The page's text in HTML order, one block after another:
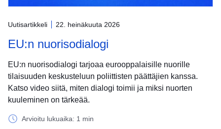
Uutisartikkeli 22. heinäkuuta 2026
EU:n nuorisodialogi
EU:n nuorisodialogi tarjoaa eurooppalaisille nuorille
tilaisuuden keskusteluun poliittisten päättäjien kanssa.
Katso video siitä, miten dialogi toimii ja miksi nuorten
kuuleminen on tärkeää.
Arvioitu lukuaika: 1 min